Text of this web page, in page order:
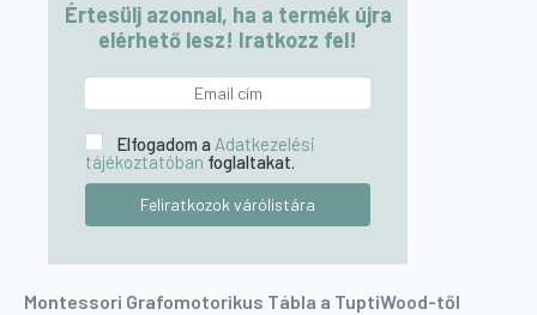
Értesülj azonnal, ha a termék újra
elérhető lesz! Iratkozz fel!
Elfogadom a Adatkezelési
tájékoztatóban foglaltakat.
Montessori Grafomotorikus Tábla a TuptiWood-től